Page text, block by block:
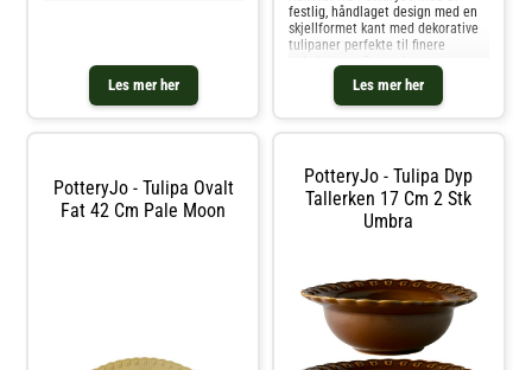
Les mer her Les mer her
festlig, håndlaget design med en
skjellformet kant med dekorative
tulipaner perfekte til finere
slitesterkt stentøy med vakker
glasering for et eksklusivt
inntrykk. Hver artikkel er unik på
perfekte kombinasjonen. Designet
av Johanna Hampf. Om kakefatet
fra PotteryJo- Laget av stentøy.-
Finnes i forskjellige farger.- Laget
Vedlikeholdsinstruksjoner for
kakefatet- Tåler oppvaskmaskin.-
Tåler mikrobølgeovn.- Ovnsikkert.
Kjøp Kakefat & Kupler og andre
Serveringstilbehør hos Royal
Design.
PotteryJo - Tulipa Ovalt
Fat 42 Cm Pale Moon
PotteryJo - Tulipa Dyp
Tallerken 17 Cm 2 Stk
Umbra